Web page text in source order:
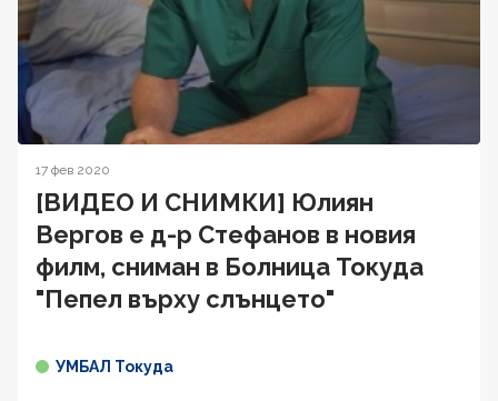
17 фев 2020
[ВИДЕО И СНИМКИ] Юлиян
Вергов е д-р Стефанов в новия
филм, сниман в Болница Токуда
"Пепел върху слънцето"
УМБАЛ Токуда